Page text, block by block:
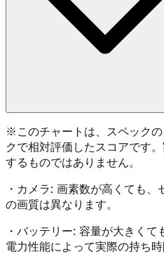
※ このチャートは、スペック
クで相対評価したスコアです
するものではありません。
・ カメラ: 画素数が高くても、
の画質は異なります。
・ バッテリー: 容量が大きくて
電力性能によって実際の持ち時